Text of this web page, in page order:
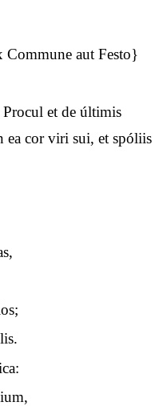
Commune aut Festo}
et de últimis
cor viri sui, et spóliis